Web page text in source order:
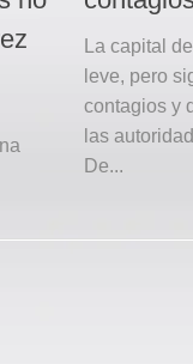
La capital
leve, pero
contagios y
las
De...